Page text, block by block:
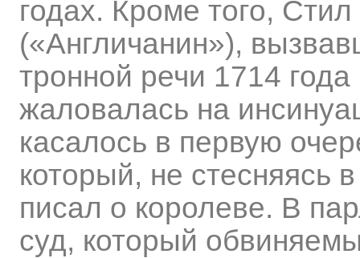
годах. Кроме того,
(«Англичанин»),
тронной речи 1714
жаловалась на
касалось в первую
который, не стесняясь
писал о королеве. В
суд, который